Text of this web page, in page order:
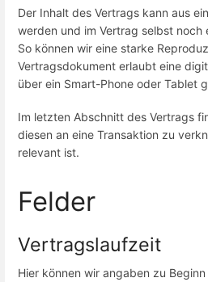
Der Inhalt des Vertrags kann aus
werden und im Vertrag selbst noch
So können wir eine starke
Vertragsdokument erlaubt eine
über ein Smart-Phone oder Tablet
Im letzten Abschnitt des Vertrags
diesen an eine Transaktion zu
relevant ist.
Felder
Vertragslaufzeit
Hier können wir angaben zu